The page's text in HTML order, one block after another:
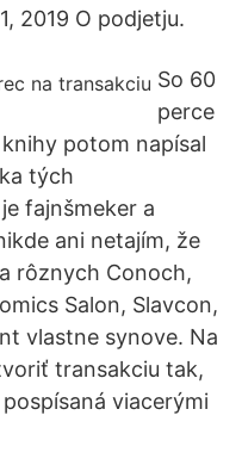
2019 O podjetju.
So 60
perce
potom napísal
tých
fajnšmeker a
ani netajím, že
rôznych Conoch,
Salon, Slavcon,
vlastne synove. Na
transakciu tak,
viacerými